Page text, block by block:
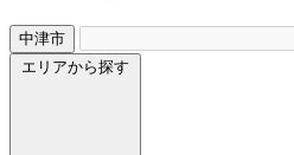
中津市
エリアから探す